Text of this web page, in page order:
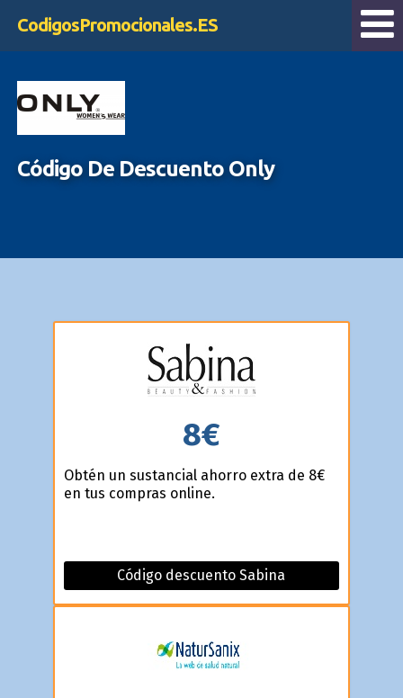
CodigosPromocionales.ES
Código De Descuento Only
8€
Obtén un sustancial ahorro extra de 8€
en tus compras online.
Código descuento Sabina